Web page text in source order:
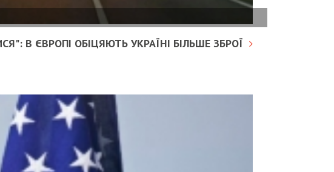
В ЄВРОПІ ОБІЦЯЮТЬ УКРАЇНІ БІЛЬШЕ ЗБРОЇ